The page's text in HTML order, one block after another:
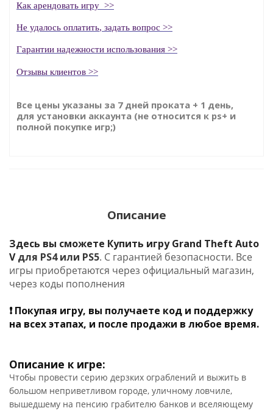
Как арендовать игру >>
Не удалось оплатить, задать вопрос >>
Гарантии надежности использования >>
Отзывы клиентов >>
Все цены указаны за 7 дней проката + 1 день,
для установки аккаунта (не относится к ps+ и
полной покупке игр;)
Описание
Здесь вы сможете Купить игру Grand Theft Auto
Vдля PS4 или PS5. С гарантией безопасности. Все
игры приобретаются через официальный магазин,
через коды пополнения
❗ Покупая игру, вы получаете код и поддержку
на всех этапах, и после продажи в любое время.
Описание к игре:
Чтобы провести серию дерзких ограблений и выжить в
большом неприветливом городе, уличному ловчиле,
вышедшему на пенсию грабителю банков и вселяющему